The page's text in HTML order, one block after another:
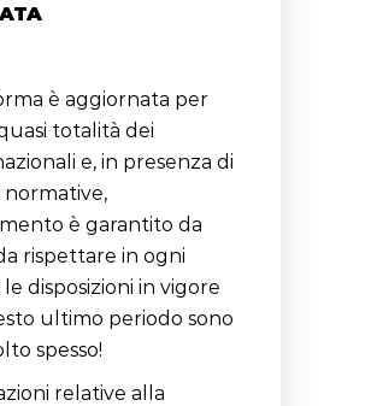
è aggiornata per
totalità dei
e, in presenza di
è garantito da
rispettare in ogni
disposizioni in vigore
ultimo periodo sono
spesso!
relative alla